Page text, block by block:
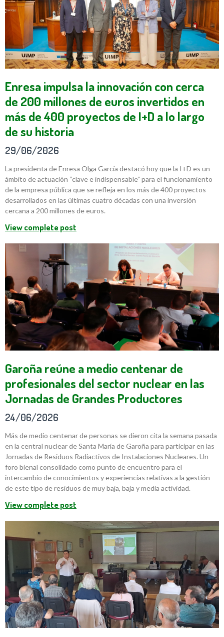
Enresa impulsa la innovación con cerca
de 200 millones de euros invertidos en
más de 400 proyectos de I+D a lo largo
de su historia
29/06/2026
La presidenta de Enresa Olga García destacó hoy que la I+D es un
ámbito de actuación “clave e indispensable” para el funcionamiento
de la empresa pública que se refleja en los más de 400 proyectos
desarrollados en las últimas cuatro décadas con una inversión
cercana a 200 millones de euros.
View complete post
Garoña reúne a medio centenar de
profesionales del sector nuclear en las
Jornadas de Grandes Productores
24/06/2026
Más de medio centenar de personas se dieron cita la semana pasada
en la central nuclear de Santa María de Garoña para participar en las
Jornadas de Residuos Radiactivos de Instalaciones Nucleares. Un
foro bienal consolidado como punto de encuentro para el
intercambio de conocimientos y experiencias relativas a la gestión
de este tipo de residuos de muy baja, baja y media actividad.
View complete post